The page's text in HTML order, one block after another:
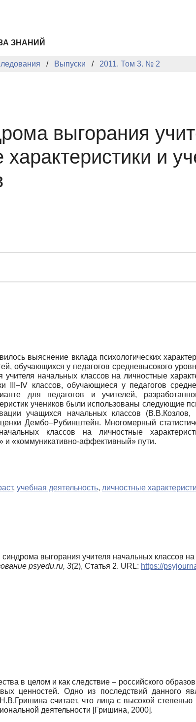
ЗНАНИЙ
Выпуски 2011. Том 3. № 2
выгорания
и
выяснение вклада психологических
обучающихся у педагогов средневысокого
начальных классов на личностные
III–IV классов, обучающиеся у педагогов
для педагогов и учителей,
учеников были использованы следующие
учащихся начальных классов
Дембо–Рубинштейн. Многомерный
классов на личностные
«коммуникативно-аффективный» пути.
, учебная деятельность, личностные
выгорания учителя начальных классов
psyedu.ru, 3(2), Статья 2. URL: https://
в целом и как следствие – российского
ценностей. Одно из последствий данного
считает, что лица с высокой
деятельности [Гришина, 2000].